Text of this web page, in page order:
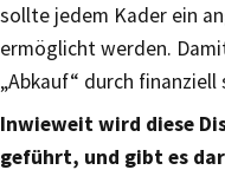
sollte jedem Kader ein
ermöglicht werden.
„Abkauf“ durch
Inwieweit wird diese
geführt, und gibt es